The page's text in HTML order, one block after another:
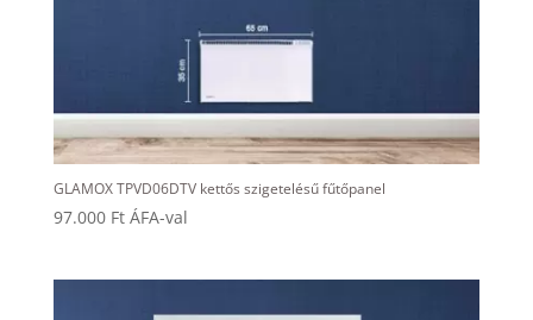
GLAMOX TPVD06DTV kettős szigetelésű fűtőpanel
97.000 Ft ÁFA-val